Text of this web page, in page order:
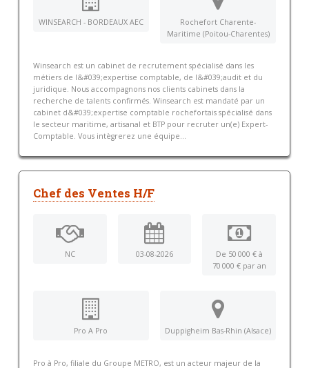
WINSEARCH - BORDEAUX AEC
Rochefort Charente-
Maritime (Poitou-Charentes)
Winsearch est un cabinet de recrutement spécialisé dans les
métiers de l&#039;expertise comptable, de l&#039;audit et du
juridique. Nous accompagnons nos clients cabinets dans la
recherche de talents confirmés. Winsearch est mandaté par un
cabinet d&#039;expertise comptable rochefortais spécialisé dans
le secteur maritime, artisanal et BTP pour recruter un(e) Expert-
Comptable. Vous intègrerez une équipe...
Chef des Ventes H/F
NC 03-08-2026
De 50 000 € à
70 000 € par an
Pro A Pro Duppigheim Bas-Rhin (Alsace)
Pro à Pro, filiale du Groupe METRO, est un acteur majeur de la